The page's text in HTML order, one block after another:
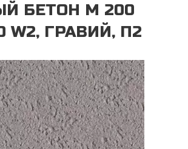
БЕТОН М 200
W2, ГРАВИЙ, П2